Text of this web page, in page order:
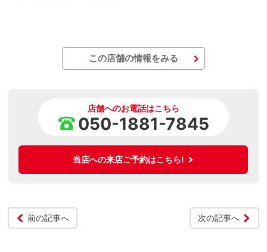
この店舗の情報をみる
店舗へのお電話はこちら
050-1881-7845
当店への来店ご予約はこちら!
前の記事へ 次の記事へ